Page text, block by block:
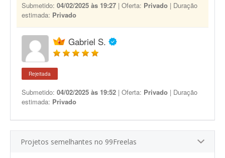
Submetido: 04/02/2025 às 19:27 | Oferta: Privado | Duração
estimada: Privado
Gabriel S.
Rejeitada
Submetido: 04/02/2025 às 19:52 | Oferta: Privado | Duração
estimada: Privado
Projetos semelhantes no 99Freelas